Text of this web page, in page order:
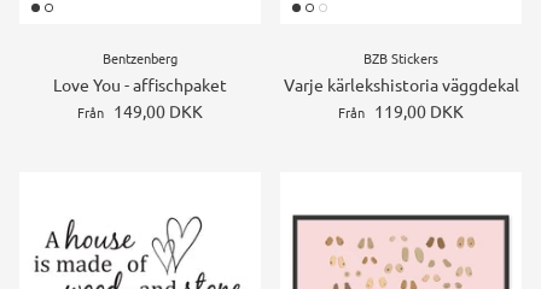
Bentzenberg
Love You - affischpaket
Från 149,00 DKK
BZB Stickers
Varje kärlekshistoria väggdekal
Från 119,00 DKK